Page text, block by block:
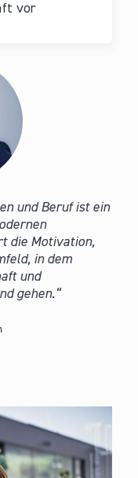
vor
und Beruf ist ein
die Motivation,
in dem
und
gehen.